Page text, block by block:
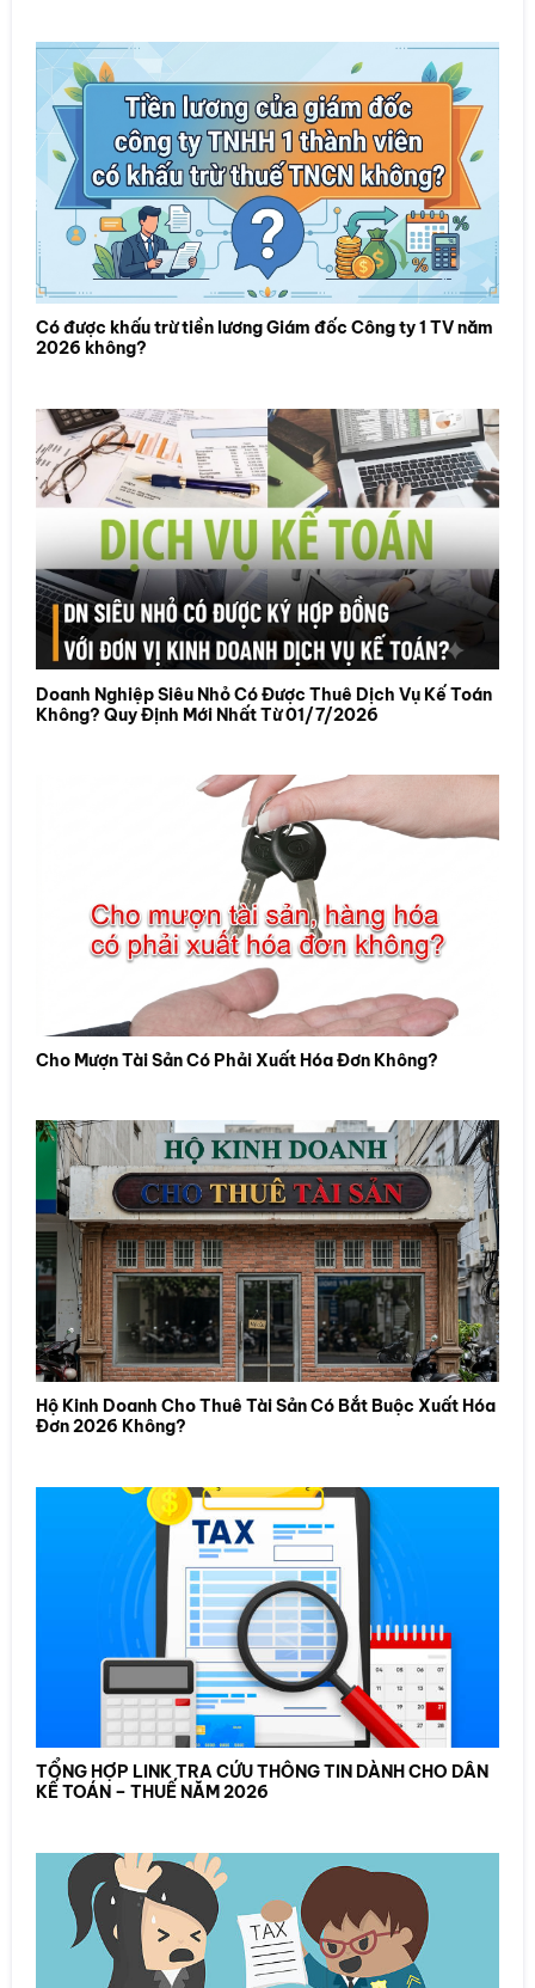
Có được khấu trừ tiền lương Giám đốc Công ty 1 TV năm
2026 không?
Doanh Nghiệp Siêu Nhỏ Có Được Thuê Dịch Vụ Kế Toán
Không? Quy Định Mới Nhất Từ 01/7/2026
Cho Mượn Tài Sản Có Phải Xuất Hóa Đơn Không?
Hộ Kinh Doanh Cho Thuê Tài Sản Có Bắt Buộc Xuất Hóa
Đơn 2026 Không?
TỔNG HỢP LINK TRA CỨU THÔNG TIN DÀNH CHO DÂN
KẾ TOÁN – THUẾ NĂM 2026